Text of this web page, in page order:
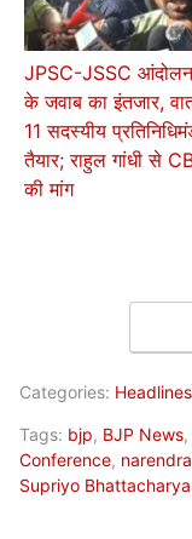
JPSC-JSSC
के जवाब का इंतजार,
11 सदस्यीय
तैयार; राहुल गांधी से
की मांग
Categories: Headlines
Tags: bjp, BJP News,
Conference,
Supriyo Bhattacharya